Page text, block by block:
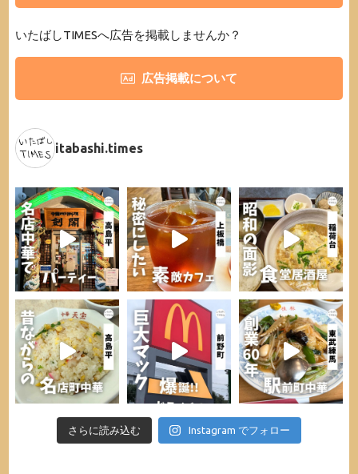
いたばしTIMESへ広告を掲載しませんか？
広告掲載について
itabashi.times
さらに読み込む Instagram でフォロー